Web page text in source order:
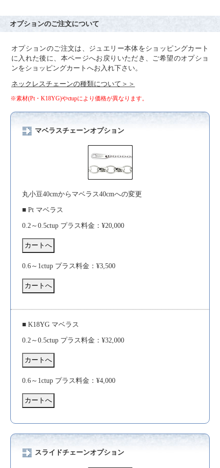
オプションのご注文について
オプションのご注文は、ジュエリー本体をショッピングカート
に入れた後に、本ページへお戻りいただき、ご希望のオプショ
ンをショッピングカートへお入れ下さい。
ネックレスチェーンの種類について＞＞
※素材(Pt・K18YG)やctupにより価格が異なります。
マベラスチェーンオプション
丸小豆40cmからマベラス40cmへの変更
■ Pt マベラス
0.2～0.5ctup プラス料金：¥20,000
0.6～1ctup プラス料金：¥3,500
■ K18YG マベラス
0.2～0.5ctup プラス料金：¥32,000
0.6～1ctup プラス料金：¥4,000
スライドチェーンオプション